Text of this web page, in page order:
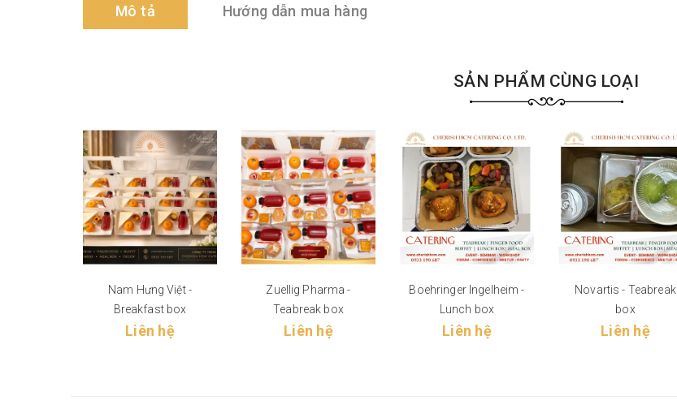
Mô tả Hướng dẫn mua hàng
SẢN PHẨM CÙNG LOẠI
Nam Hưng Việt -
Breakfast box
Liên hệ
Zuellig Pharma -
Teabreak box
Liên hệ
Boehringer Ingelheim -
Lunch box
Liên hệ
Novartis - Teabreak
box
Liên hệ